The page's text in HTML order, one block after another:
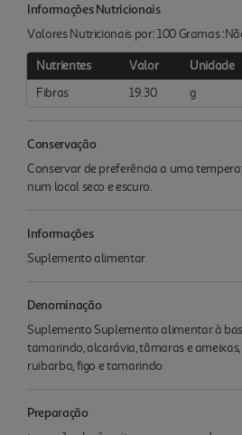
Informações Nutricionais
Valores Nutricionais por: 100 Gramas
Nutrientes Valor
Unidade
Fibras
19.30 g
Conservação
Conservar de preferência a uma
num local seco e escuro.
Informações
Suplemento alimentar
Denominação
Suplemento Suplemento alimentar à
tamarindo, alcarávia, tâmaras e
ruibarbo, figo e tamarindo
Preparação